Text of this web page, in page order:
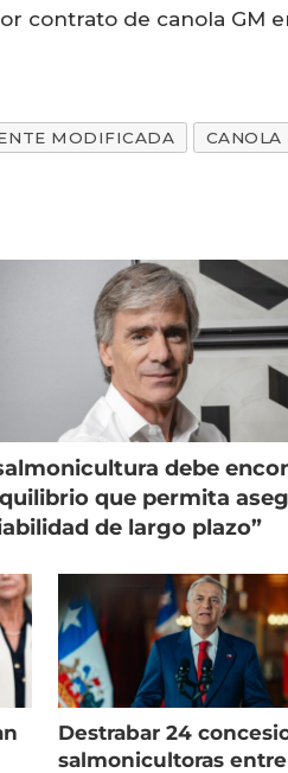
contrato de canola GM
MODIFICADA
CANOLA
debe
que permita
de largo plazo”
Destrabar 24
salmonicultoras